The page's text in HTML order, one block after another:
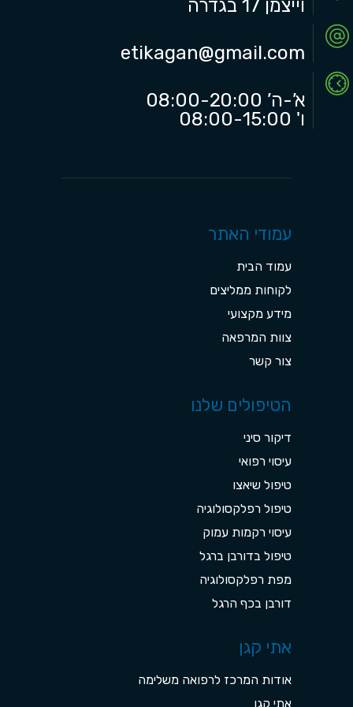
וייצמן 17 בגדרה
etikagan@gmail.com
א’-ה’ 08:00-20:00
ו' 08:00-15:00
עמודי האתר
עמוד הבית
לקוחות ממליצים
מידע מקצועי
צוות המרפאה
צור קשר
הטיפולים שלנו
דיקור סיני
עיסוי רפואי
טיפול שיאצו
טיפול רפלקסולוגיה
עיסוי רקמות עמוק
טיפול בדורבן ברגל
מפת רפלקסולוגיה
דורבן בכף הרגל
אתי קגן
אודות המרכז לרפואה משלימה
אתי קגן